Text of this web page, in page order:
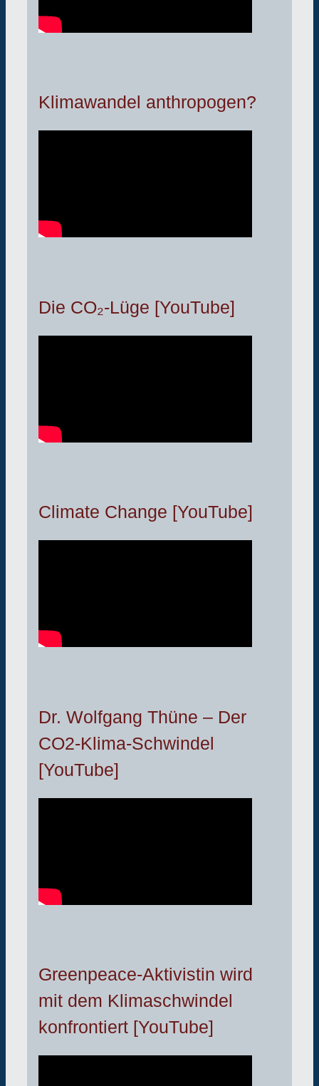
Klimawandel anthropogen?
Die CO₂-Lüge [YouTube]
Climate Change [YouTube]
Dr. Wolfgang Thüne – Der
CO2-Klima-Schwindel
[YouTube]
Greenpeace-Aktivistin wird
mit dem Klimaschwindel
konfrontiert [YouTube]